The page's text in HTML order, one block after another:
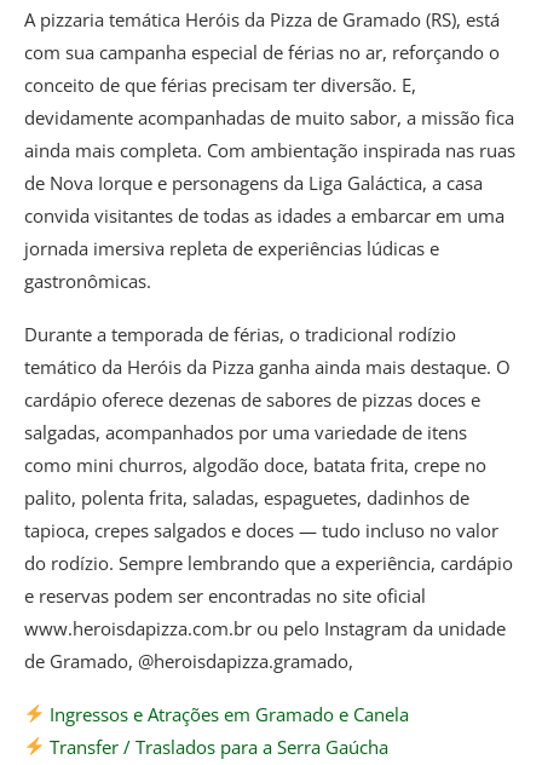
A pizzaria temática Heróis da Pizza de Gramado (RS), está
com sua campanha especial de férias no ar, reforçando o
conceito de que férias precisam ter diversão. E,
devidamente acompanhadas de muito sabor, a missão fica
ainda mais completa. Com ambientação inspirada nas ruas
de Nova Iorque e personagens da Liga Galáctica, a casa
convida visitantes de todas as idades a embarcar em uma
jornada imersiva repleta de experiências lúdicas e
gastronômicas.
Durante a temporada de férias, o tradicional rodízio
temático da Heróis da Pizza ganha ainda mais destaque. O
cardápio oferece dezenas de sabores de pizzas doces e
salgadas, acompanhados por uma variedade de itens
como mini churros, algodão doce, batata frita, crepe no
palito, polenta frita, saladas, espaguetes, dadinhos de
tapioca, crepes salgados e doces — tudo incluso no valor
do rodízio. Sempre lembrando que a experiência, cardápio
e reservas podem ser encontradas no site oficial
www.heroisdapizza.com.br ou pelo Instagram da unidade
de Gramado, @heroisdapizza.gramado,
Ingressos e Atrações em Gramado e Canela
Transfer / Traslados para a Serra Gaúcha